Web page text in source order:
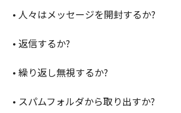
• 人々はメッセージを開封するか?
• 返信するか?
• 繰り返し無視するか?
• スパムフォルダから取り出すか?